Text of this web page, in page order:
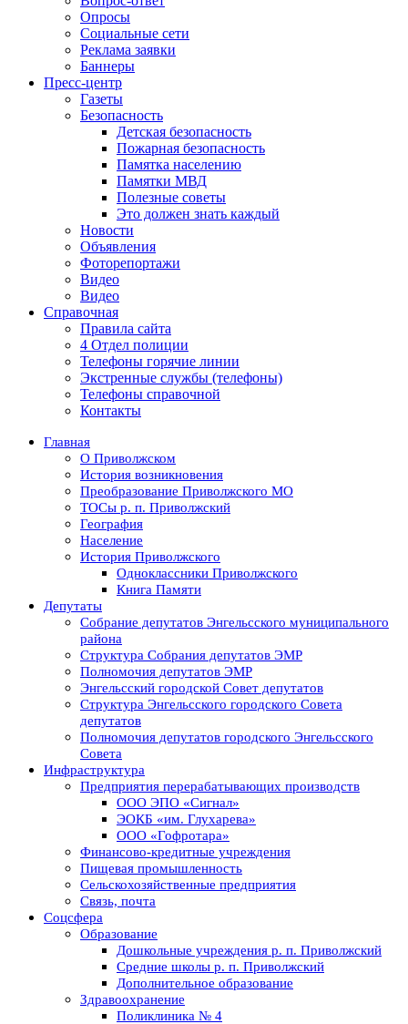
Опросы
Социальные сети
Реклама заявки
Баннеры
Пресс-центр
Газеты
Безопасность
Детская безопасность
Пожарная безопасность
Памятка населению
Памятки МВД
Полезные советы
Это должен знать каждый
Новости
Объявления
Фоторепортажи
Видео
Видео
Справочная
Правила сайта
4 Отдел полиции
Телефоны горячие линии
Экстренные службы (телефоны)
Телефоны справочной
Контакты
Главная
О Приволжском
История возникновения
Преобразование Приволжского МО
ТОСы р. п. Приволжский
География
Население
История Приволжского
Одноклассники Приволжского
Книга Памяти
Депутаты
Собрание депутатов Энгельсского муниципального
района
Структура Собрания депутатов ЭМР
Полномочия депутатов ЭМР
Энгельсский городской Совет депутатов
Структура Энгельсского городского Совета
депутатов
Полномочия депутатов городского Энгельсского
Совета
Инфраструктура
Предприятия перерабатывающих производств
ООО ЭПО «Сигнал»
ЭОКБ «им. Глухарева»
ООО «Гофротара»
Финансово-кредитные учреждения
Пищевая промышленность
Сельскохозяйственные предприятия
Связь, почта
Соцсфера
Образование
Дошкольные учреждения р. п. Приволжский
Средние школы р. п. Приволжский
Дополнительное образование
Здравоохранение
Поликлиника № 4